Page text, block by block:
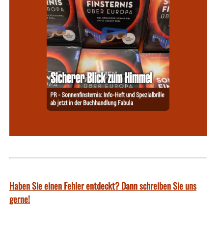
Haben Sie einen Fehler entdeckt? Dann schreiben Sie uns
gerne!